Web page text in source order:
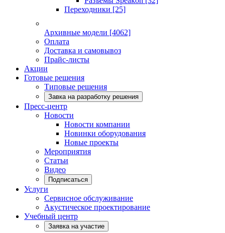
Переходники [25]
Архивные модели [4062]
Оплата
Доставка и самовывоз
Прайс-листы
Акции
Готовые решения
Типовые решения
Завка на разработку решения
Пресс-центр
Новости
Новости компании
Новинки оборудования
Новые проекты
Мероприятия
Статьи
Видео
Подписаться
Услуги
Сервисное обслуживание
Акустическое проектирование
Учебный центр
Заявка на участие